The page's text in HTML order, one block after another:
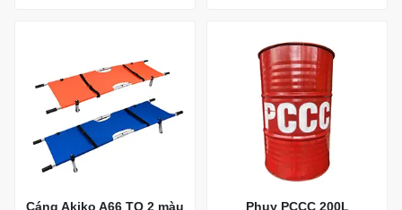
Cáng Akiko A66 TQ 2 màu Phuy PCCC 200L